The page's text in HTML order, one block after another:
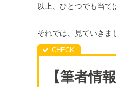
以上、ひとつでも当て
それでは、見ていきま
【筆者情報